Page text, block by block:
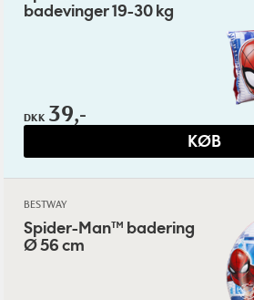
badevinger 19-30 kg
DKK 39,-
KØB
BESTWAY
Spider-Man™ badering
Ø 56 cm